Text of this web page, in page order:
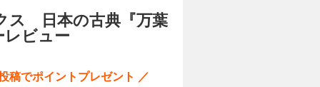
ス 日本の古典『万葉
レビュー
稿でポイントプレゼント ／